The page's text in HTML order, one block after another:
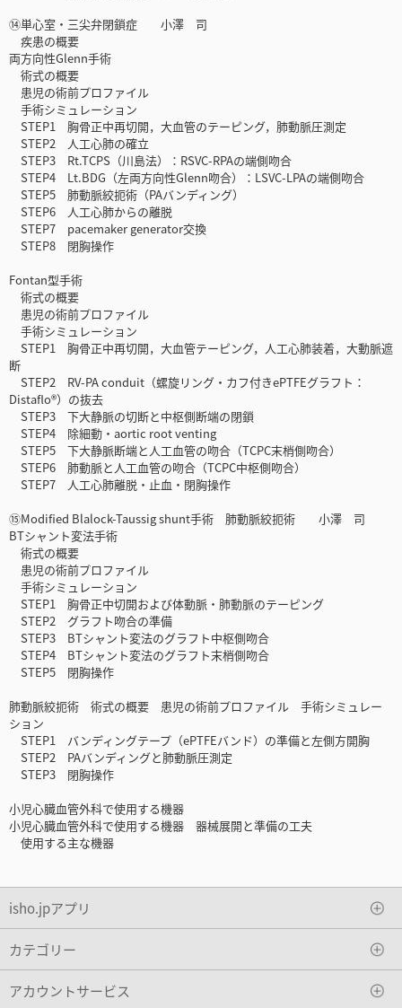
⑭単心室・三尖弁閉鎖症 小澤 司
疾患の概要
両方向性Glenn手術
術式の概要
患児の術前プロファイル
手術シミュレーション
STEP1 胸骨正中再切開，大血管のテーピング，肺動脈圧測定
STEP2 人工心肺の確立
STEP3 Rt.TCPS（川島法）：RSVC-RPAの端側吻合
STEP4 Lt.BDG（左両方向性Glenn吻合）：LSVC-LPAの端側吻合
STEP5 肺動脈絞扼術（PAバンディング）
STEP6 人工心肺からの離脱
STEP7 pacemaker generator交換
STEP8 閉胸操作
Fontan型手術
術式の概要
患児の術前プロファイル
手術シミュレーション
STEP1 胸骨正中再切開，大血管テーピング，人工心肺装着，大動脈遮
断
STEP2 RV-PA conduit（螺旋リング・カフ付きePTFEグラフト：
Distaflo®）の抜去
STEP3 下大静脈の切断と中枢側断端の閉鎖
STEP4 除細動・aortic root venting
STEP5 下大静脈断端と人工血管の吻合（TCPC末梢側吻合）
STEP6 肺動脈と人工血管の吻合（TCPC中枢側吻合）
STEP7 人工心肺離脱・止血・閉胸操作
⑮Modified Blalock-Taussig shunt手術 肺動脈絞扼術 小澤 司
BTシャント変法手術
術式の概要
患児の術前プロファイル
手術シミュレーション
STEP1 胸骨正中切開および体動脈・肺動脈のテーピング
STEP2 グラフト吻合の準備
STEP3 BTシャント変法のグラフト中枢側吻合
STEP4 BTシャント変法のグラフト末梢側吻合
STEP5 閉胸操作
肺動脈絞扼術 術式の概要 患児の術前プロファイル 手術シミュレー
ション
STEP1 バンディングテープ（ePTFEバンド）の準備と左側方開胸
STEP2 PAバンディングと肺動脈圧測定
STEP3 閉胸操作
小児心臓血管外科で使用する機器
小児心臓血管外科で使用する機器 器械展開と準備の工夫
使用する主な機器
isho.jpアプリ
カテゴリー
アカウントサービス